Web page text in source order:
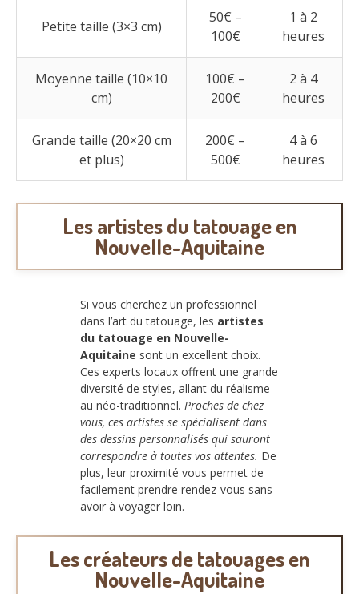
Petite taille (3×3 cm)
50€ –
100€
1 à 2
heures
Moyenne taille (10×10
cm)
100€ –
200€
2 à 4
heures
Grande taille (20×20 cm
et plus)
200€ –
500€
4 à 6
heures
Les artistes du tatouage en
Nouvelle-Aquitaine
Si vous cherchez un professionnel
dans l’art du tatouage, les artistes
du tatouage en Nouvelle-
Aquitaine sont un excellent choix.
Ces experts locaux offrent une grande
diversité de styles, allant du réalisme
au néo-traditionnel. Proches de chez
vous, ces artistes se spécialisent dans
des dessins personnalisés qui sauront
correspondre à toutes vos attentes. De
plus, leur proximité vous permet de
facilement prendre rendez-vous sans
avoir à voyager loin.
Les créateurs de tatouages en
Nouvelle-Aquitaine